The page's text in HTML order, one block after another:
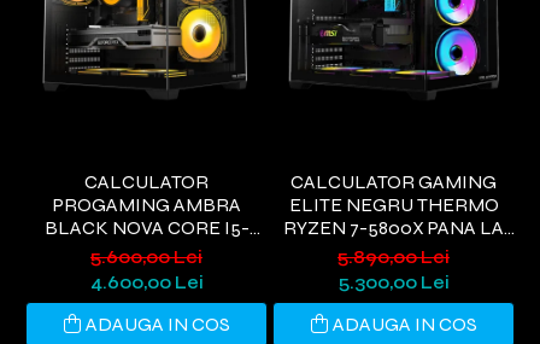
CALCULATOR
PROGAMING AMBRA
BLACK NOVA CORE I5-
9400, 32GB DDR4, 1TB SSD,
RTX 3050 6GB, WIFI 6,
WINDOWS 11 HOME
5.600,00 Lei
4.600,00 Lei
ADAUGA IN COS
CALCULATOR GAMING
ELITE NEGRU THERMO
RYZEN 7-5800X PANA LA
4.7GHZ, 32GB DDR4, 1TB
SSD, RTX5060 8GB GDDR7,
WINDOWS 11, WI-FI 6
5.890,00 Lei
5.300,00 Lei
ADAUGA IN COS